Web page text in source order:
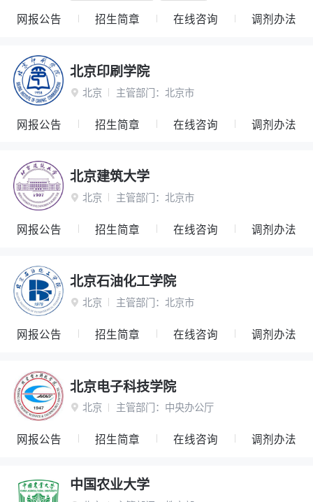
网报公告 招生简章 在线咨询 调剂办法
北京印刷学院
 北京 主管部门： 北京市
网报公告 招生简章 在线咨询 调剂办法
北京建筑大学
 北京 主管部门： 北京市
网报公告 招生简章 在线咨询 调剂办法
北京石油化工学院
 北京 主管部门： 北京市
网报公告 招生简章 在线咨询 调剂办法
北京电子科技学院
 北京 主管部门： 中央办公厅
网报公告 招生简章 在线咨询 调剂办法
中国农业大学